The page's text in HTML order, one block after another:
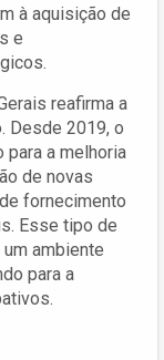
à aquisição de
e
reafirma a
Desde 2019, o
para a melhoria
de novas
fornecimento
Esse tipo de
ambiente
para a